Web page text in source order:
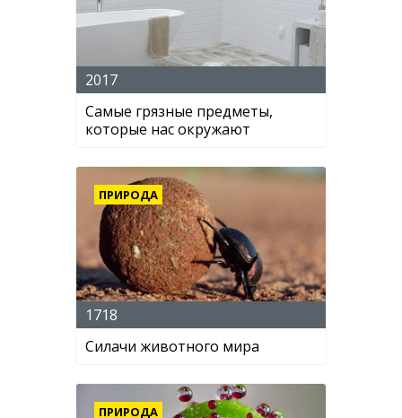
2017
Самые грязные предметы,
которые нас окружают
ПРИРОДА
1718
Силачи животного мира
ПРИРОДА